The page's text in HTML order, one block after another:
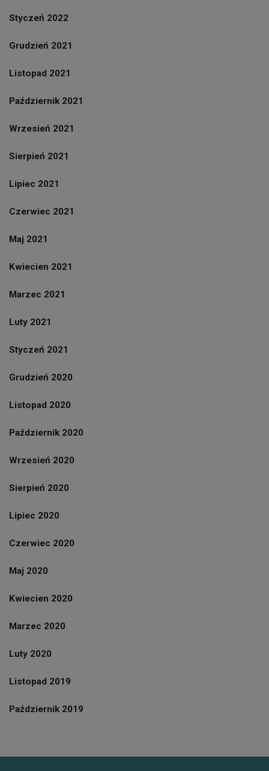
Styczeń 2022
Grudzień 2021
Listopad 2021
Październik 2021
Wrzesień 2021
Sierpień 2021
Lipiec 2021
Czerwiec 2021
Maj 2021
Kwiecien 2021
Marzec 2021
Luty 2021
Styczeń 2021
Grudzień 2020
Listopad 2020
Październik 2020
Wrzesień 2020
Sierpień 2020
Lipiec 2020
Czerwiec 2020
Maj 2020
Kwiecien 2020
Marzec 2020
Luty 2020
Listopad 2019
Październik 2019